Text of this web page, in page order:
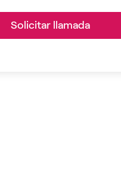
Solicitar llamada